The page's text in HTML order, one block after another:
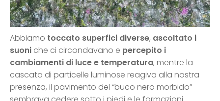
Abbiamo toccato superfici diverse, ascoltato i
suoni che ci circondavano e percepito i
cambiamenti di luce e temperatura, mentre la
cascata di particelle luminose reagiva alla nostra
presenza, il pavimento del “buco nero morbido”